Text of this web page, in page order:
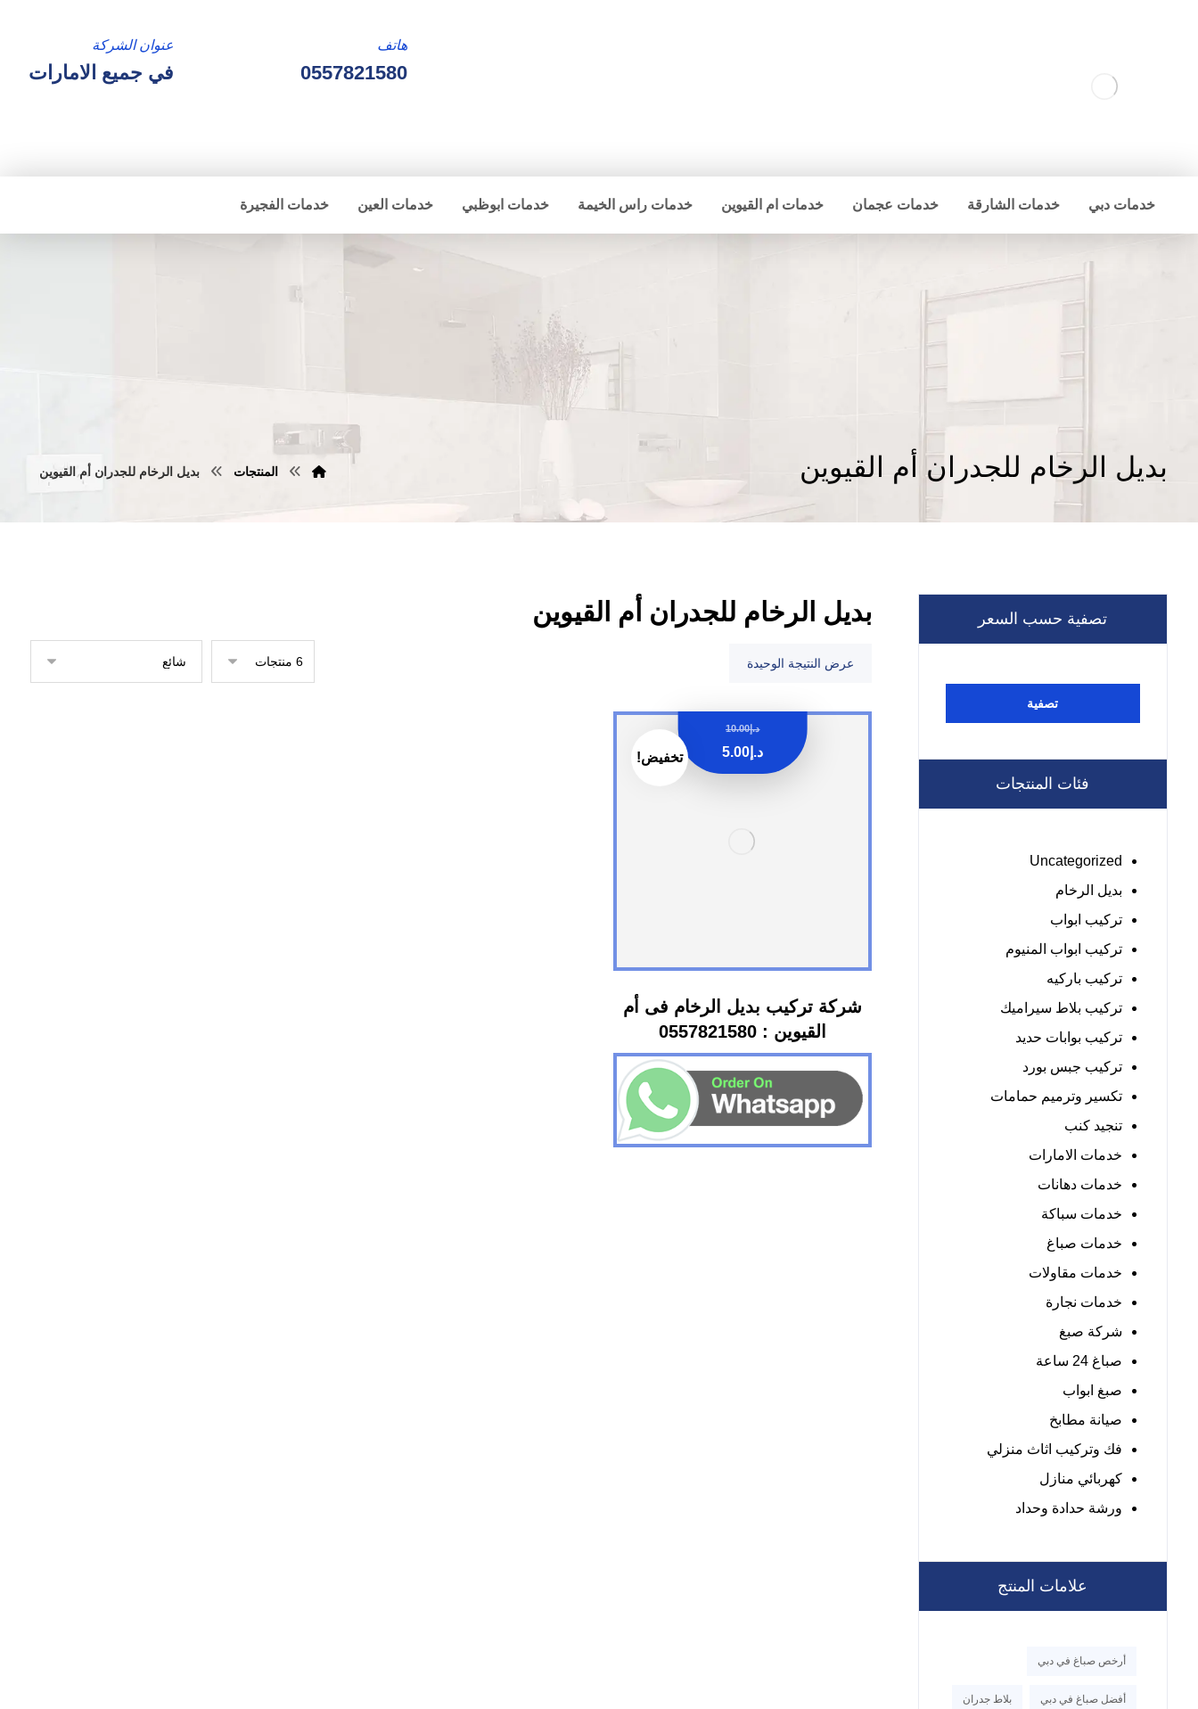
عنوان الشركة
في جميع الامارات
هاتف
0557821580
خدمات دبي خدمات الشارقة خدمات عجمان خدمات ام القيوين خدمات راس الخيمة خدمات ابوظبي خدمات العين خدمات الفجيرة
بديل الرخام للجدران أم القيوين المنتجات بديل الرخام للجدران أم القيوين
بديل الرخام للجدران أم القيوين
عرض النتيجة الوحيدة
تخفيض!
شركة تركيب بديل الرخام فى أم
القيوين : 0557821580
د.إ10.00
د.إ 5.00
تصفية حسب السعر
تصفية
فئات المنتجات
Uncategorized
بديل الرخام
تركيب ابواب
تركيب ابواب المنيوم
تركيب باركيه
تركيب بلاط سيراميك
تركيب بوابات حديد
تركيب جبس بورد
تكسير وترميم حمامات
تنجيد كنب
خدمات الامارات
خدمات دهانات
خدمات سباكة
خدمات صباغ
خدمات مقاولات
خدمات نجارة
شركة صبغ
صباغ 24 ساعة
صبغ ابواب
صيانة مطابخ
فك وتركيب اثاث منزلي
كهربائي منازل
ورشة حدادة وحداد
علامات المنتج
أرخص صباغ في دبي
أفضل صباغ في دبي بلاط جدران